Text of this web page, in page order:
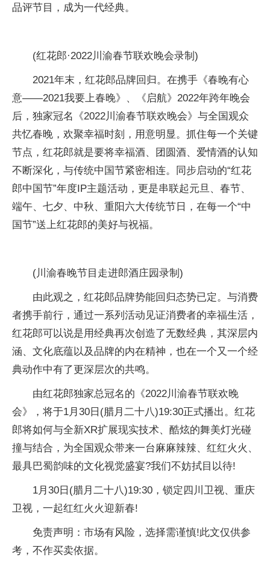
品评节目，成为一代经典。
(红花郎·2022川渝春节联欢晚会录制)
2021年末，红花郎品牌回归。在携手《春晚有心
意——2021我要上春晚》、《启航》2022年跨年晚会
后，独家冠名《2022川渝春节联欢晚会》与全国观众
共忆春晚，欢聚幸福时刻，用意明显。抓住每一个关键
节点，红花郎就是要将幸福酒、团圆酒、爱情酒的认知
不断深化，与传统中国节紧密相连。同步启动的“红花
郎中国节”年度IP主题活动，更是串联起元旦、春节、
端午、七夕、中秋、重阳六大传统节日，在每一个“中
国节”送上红花郎的美好与祝福。
(川渝春晚节目走进郎酒庄园录制)
由此观之，红花郎品牌势能回归态势已定。与消费
者携手前行，通过一系列活动见证消费者的幸福生活，
红花郎可以说是用经典再次创造了无数经典，其深层内
涵、文化底蕴以及品牌的内在精神，也在一个又一个经
典动作中有了更深层次的共鸣。
由红花郎独家总冠名的《2022川渝春节联欢晚
会》，将于1月30日(腊月二十八)19:30正式播出。红花
郎将如何与全新XR扩展现实技术、酷炫的舞美灯光碰
撞与结合，为全国观众带来一台麻麻辣辣、红红火火、
最具巴蜀韵味的文化视觉盛宴?我们不妨拭目以待!
1月30日(腊月二十八)19:30，锁定四川卫视、重庆
卫视，一起红红火火迎新春!
免责声明：市场有风险，选择需谨慎!此文仅供参
考，不作买卖依据。